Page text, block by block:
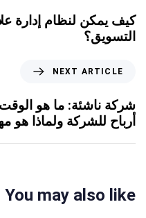
كيف يمكن لنظام إدارة
التسويق؟
NEXT ARTICLE
شركة ناشئة: ما هو
أرباح للشركة ولماذا هو
You may also like